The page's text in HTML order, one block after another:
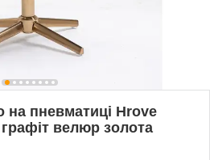
на пневматиці Hrove
велюр золота